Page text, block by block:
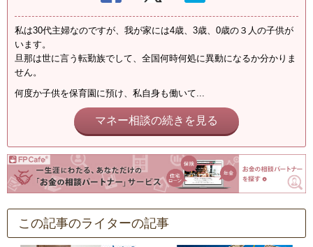
私は30代主婦なのですが、我が家には4歳、3歳、0歳の３人の子供が
います。
旦那は世に言う転勤族でして、全国何時何処に異動になるか分かりま
せん。
何度か子供を保育園に預け、私自身も働いて...
マネー相談の続きを見る
この記事のライターの記事